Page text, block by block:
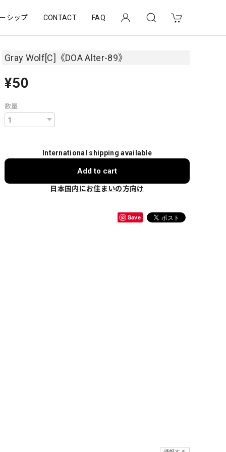
シップ CONTACT FAQ
Gray Wolf[C]《DOA Alter-89》
¥50
数量
International shipping available
Add to cart
日本国内にお住まいの方向け
Save